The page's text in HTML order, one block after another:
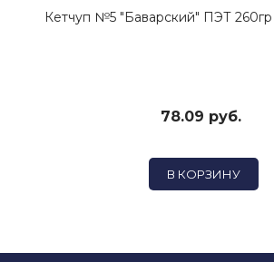
Кетчуп №5 "Баварский" ПЭТ
78.09 руб.
В КОРЗИНУ